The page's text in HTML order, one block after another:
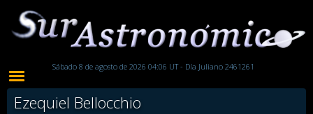
Sábado 8 de agosto de 2026 04:06 UT - Día Juliano 2461261
Ezequiel Bellocchio